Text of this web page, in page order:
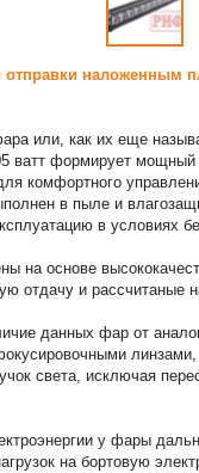
наложенным
или, как их еще
ватт формирует мощный
комфортного
в пыле и
в условиях
на основе
отдачу и рассчитаные
данных фар от
света, исключая
у фары
на бортовую